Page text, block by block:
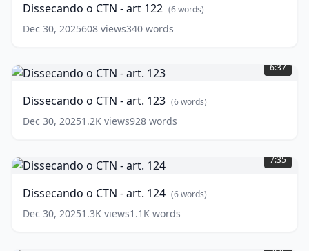
art
122 (6
Dissecando o CTN - art 122 (6words)
Dec 30, 2025608 views340 words
o
CTN
art.
123 (6
6:37
Dissecando o CTN - art. 123 (6words)
Dec 30, 20251.2K views928 words
o
CTN
art.
124 (6
7:35
Dissecando o CTN - art. 124 (6words)
Dec 30, 20251.3K views1.1K words
o